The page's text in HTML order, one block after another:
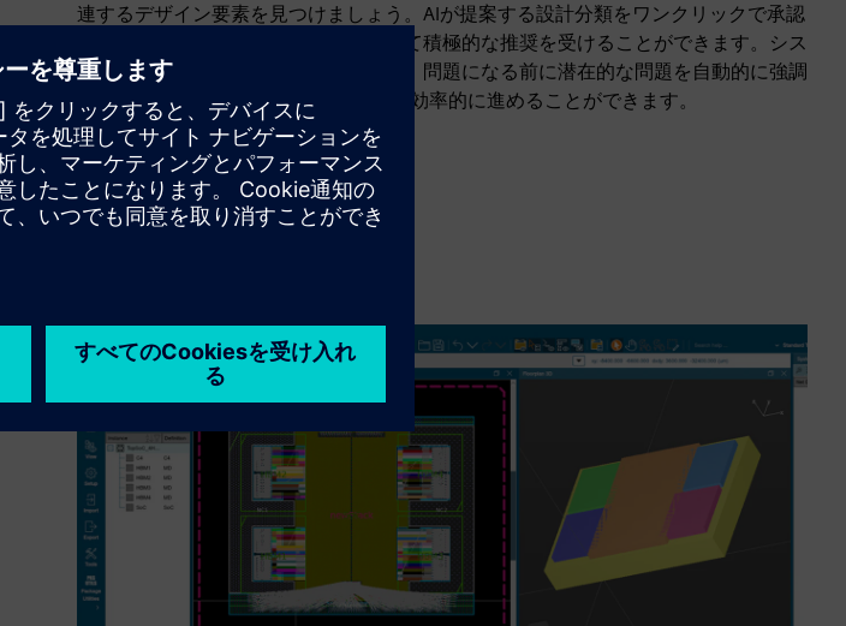
連するデザイン要素を見つけましょう。AIが提案する設計分類をワンクリックで承認
または変更し、作業上の好みに基づいて積極的な推奨を受けることができます。シス
テムがユーザーのやりとりから学習し、問題になる前に潜在的な問題を自動的に強調
表示するので、複雑な3D IC設計をより効率的に進めることができます。